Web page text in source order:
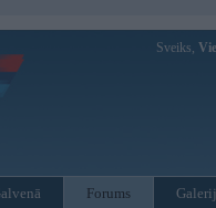
Sveiks,
Forums